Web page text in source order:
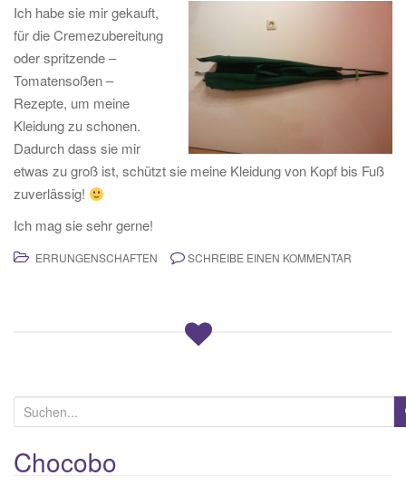
Ich habe sie mir gekauft,
für die Cremezubereitung
oder spritzende –
Tomatensoßen –
Rezepte, um meine
Kleidung zu schonen.
Dadurch dass sie mir
etwas zu groß ist, schützt sie meine Kleidung von Kopf bis Fuß
zuverlässig!
Ich mag sie sehr gerne!
ERRUNGENSCHAFTEN SCHREIBE EINEN KOMMENTAR
u
c
h
Chocobo